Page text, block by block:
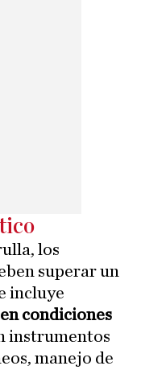
los
superar un
incluye
condiciones
instrumentos
manejo de